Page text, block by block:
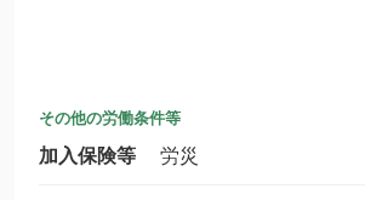
その他の労働条件等
加入保険等 労災